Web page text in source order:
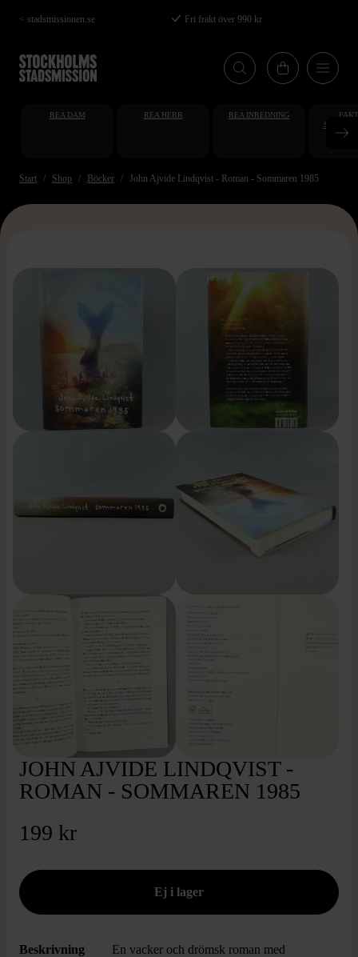
Hoppa
till
huvudinnehåll
< stadsmissionen.se Fri frakt över 990 kr
REA DAM REA HERR REA INREDNING
Start Shop Böcker John Ajvide Lindqvist - Roman - Sommaren 1985
>
JOHN AJVIDE LINDQVIST -
ROMAN - SOMMAREN 1985
199 kr
Beskrivning
En vacker och drömsk roman med